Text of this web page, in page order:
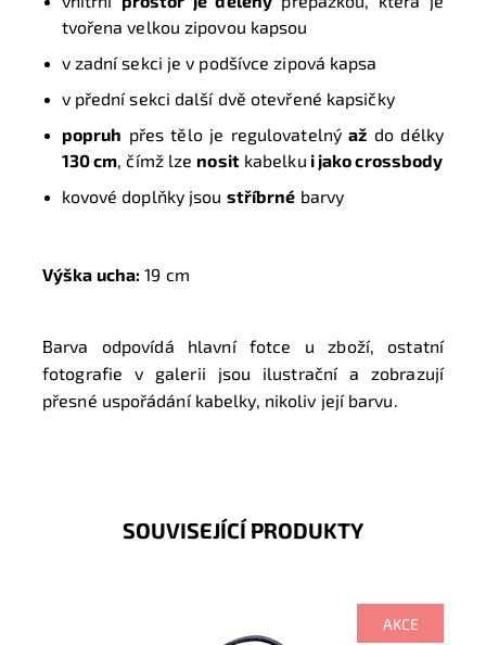
tvořena velkou zipovou kapsou
v zadní sekci je v podšívce zipová kapsa
v přední sekci další dvě otevřené kapsičky
popruh přes tělo je regulovatelnýaž do délky
130 cm , čímž lze nositkabelku i jako crossbody
kovové doplňky jsou stříbrné barvy
Výška ucha: 19 cm
Barva odpovídá hlavní fotce u zboží, ostatní
fotografie v galerii jsou ilustrační a zobrazují
přesné uspořádání kabelky, nikoliv její barvu.
SOUVISEJÍCÍ PRODUKTY
AKCE